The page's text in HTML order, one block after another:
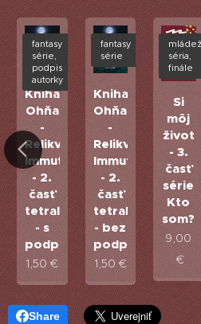
Kniha
Ohňa
-
Relikvia
Immuto
- 2.
časť
tetralógie
- s
podpisom
fantasy
série,
podpis
autorky
1,50€
Kniha
Ohňa
-
Relikvia
Immuto
- 2.
časť
tetralógie
- bez
podpisu
fantasy
série
1,50€
Si
môj
život
- 3.
časť
série
Kto
som?
séria,
finále
9,00
€
Share